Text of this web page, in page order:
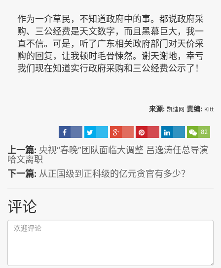
作为一介草民，不知道政府中的事。都说政府采
购、三公经费是天文数字，而且黑幕巨大，我一
直不信。可是，听了广东相关政府部门对天价采
购的回复，让我顿时毛骨悚然。谢天谢地，幸亏
我们现在知道实行政府采购和三公经费公示了！
来源: 凯迪网 责编: Kitt
82
上一篇: 央视“春晚”团队面临大调整 吕逸涛任总导演
哈文离职
下一篇: 从正国级到正科级的亿元贪官有多少？
评论